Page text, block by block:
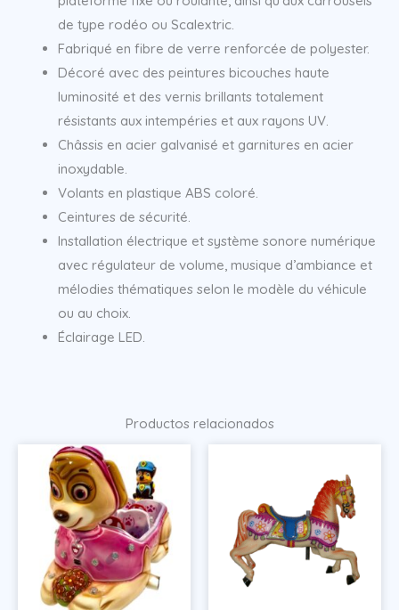
de type rodéo ou Scalextric.
Fabriqué en fibre de verre renforcée de polyester.
Décoré avec des peintures bicouches haute
luminosité et des vernis brillants totalement
résistants aux intempéries et aux rayons UV.
Châssis en acier galvanisé et garnitures en acier
inoxydable.
Volants en plastique ABS coloré.
Ceintures de sécurité.
Installation électrique et système sonore numérique
avec régulateur de volume, musique d’ambiance et
mélodies thématiques selon le modèle du véhicule
ou au choix.
Éclairage LED.
Productos relacionados